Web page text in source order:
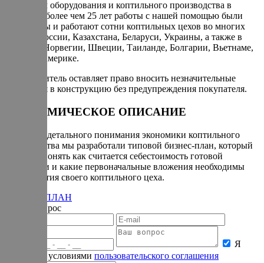
с запуском оборудования и коптильного производства в
целом. За более чем 25 лет работы с нашей помощью были
запущенны и работают сотни коптильных цехов во многих
городах России, Казахстана, Беларуси, Украины, а также в
Израиле, Норвегии, Швеции, Таиланде, Болгарии, Вьетнаме,
Кипре и Америке.
Производитель оставляет право вносить незначительные
изменения в конструкцию без предупреждения покупателя.
ЭКОНОМИЧЕСКОЕ ОПИСАНИЕ
Для более детального понимания экономики коптильного
производства мы разработали типовой бизнес-план, который
поможет понять как считается себестоимость готовой
продукции и какие первоначальные вложения необходимы
для открытия своего коптильного цеха.
БИЗНЕС-ПЛАН
Задать вопрос
Я
согласен с условиями пользовательского соглашения